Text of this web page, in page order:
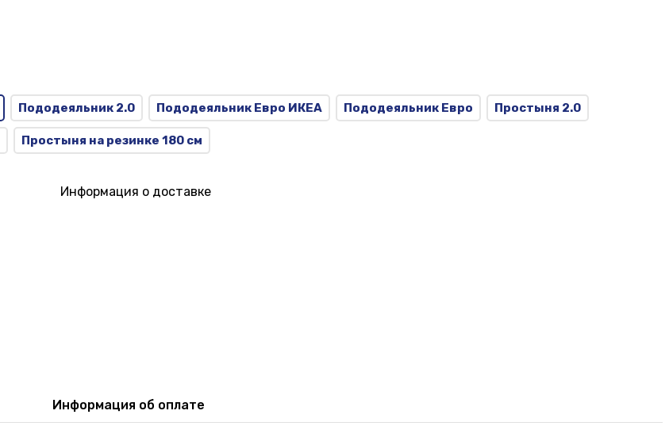
Пододеяльник 2.0 Пододеяльник Евро ИКЕА Пододеяльник Евро Простыня 2.0
Простыня на резинке 180 см
Информация о доставке
Информация об оплате